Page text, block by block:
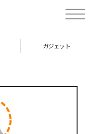
toggle
ガジェット